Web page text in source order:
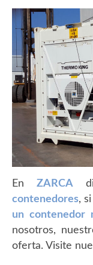
En ZARCA
contenedores,
un contenedor
nosotros,
oferta. Visite